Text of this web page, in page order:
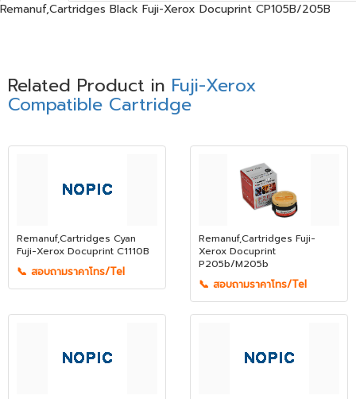
Remanuf,Cartridges Black Fuji-Xerox Docuprint CP105B/205B
Related Product in Fuji-Xerox
Compatible Cartridge
Remanuf,Cartridges Cyan
Fuji-Xerox Docuprint C1110B
📞 สอบถามราคาโทร/Tel
Remanuf,Cartridges Fuji-
Xerox Docuprint
P205b/M205b
📞 สอบถามราคาโทร/Tel